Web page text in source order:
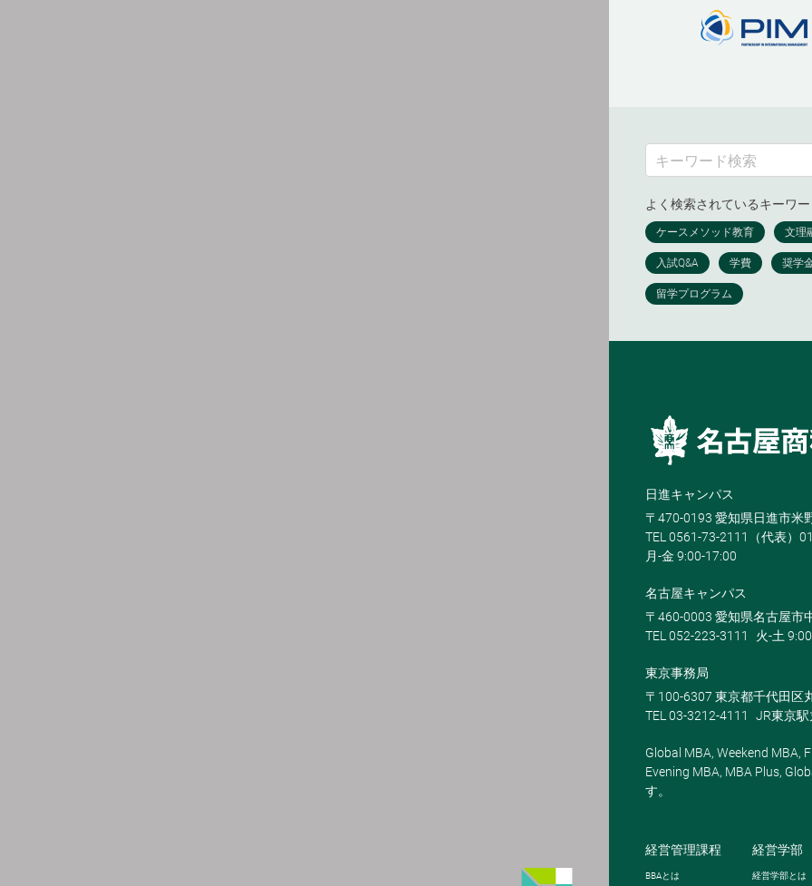
よく検索されているキーワ
日進キャンパス
〒470-0193 愛知県日進市米
TEL 0561-73-2111（代表）
月-金 9:00-17:00
名古屋キャンパス
〒460-0003 愛知県名古屋市
TEL 052-223-3111
火-土
東京事務局
〒100-6307 東京都千代田区
TEL 03-3212-4111
JR東京
Global MBA, Weekend MBA,
Evening MBA, MBA Plus,
す。
経営管理課程
BBAとは
経営学部
経営学部とは